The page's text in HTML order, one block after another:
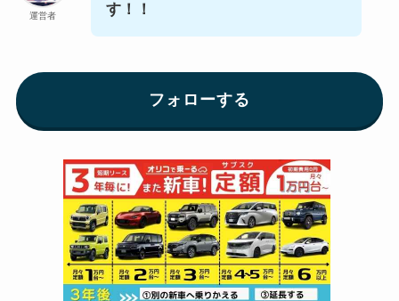
運営者
す！！
フォローする